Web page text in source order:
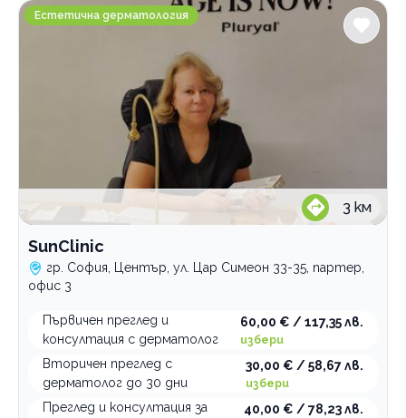
SunClinic
Естетична дерматология
3 км
SunClinic
гр. София, Център, ул. Цар Симеон 33-35, партер,
офис 3
Първичен преглед и
консултация с дерматолог
60,00 € / 117,35 лв.
избери
Вторичен преглед с
дерматолог до 30 дни
30,00 € / 58,67 лв.
избери
Преглед и консултация за
40,00 € / 78,23 лв.